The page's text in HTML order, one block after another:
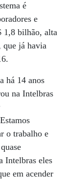
é
e
1,8 bilhão, alta
que já havia
há 14 anos
na Intelbras
o trabalho e
Intelbras eles
em acender